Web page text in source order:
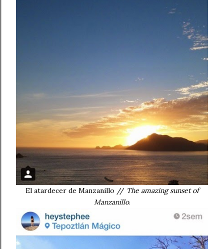
El atardecer de Manzanillo // The amazing sunset of
Manzanillo.